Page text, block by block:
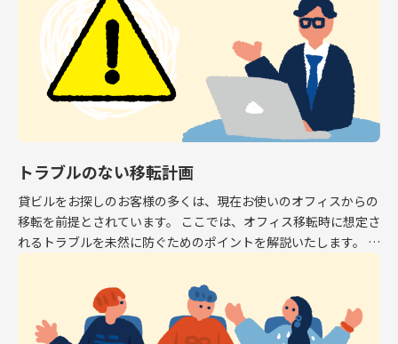
トラブルのない移転計画
貸ビルをお探しのお客様の多くは、現在お使いのオフィスからの
移転を前提とされています。 ここでは、オフィス移転時に想定さ
れるトラブルを未然に防ぐためのポイントを解説いたします。 解
約予告 現在お使いのオフィスから移転する場 […]